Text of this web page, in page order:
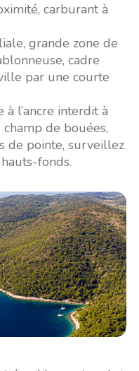
carburant à
grande zone de
cadre
par une courte
l’ancre interdit à
de bouées,
de pointe, surveillez
fonds.